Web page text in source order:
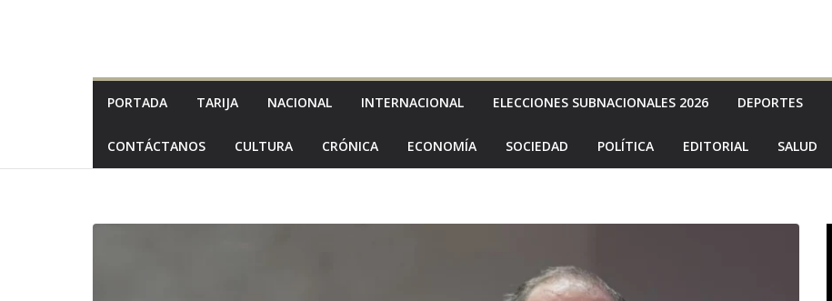
PORTADA TARIJA NACIONAL INTERNACIONAL ELECCIONES SUBNACIONALES 2026 DEPORTES
CONTÁCTANOS CULTURA CRÓNICA ECONOMÍA SOCIEDAD POLÍTICA EDITORIAL SALUD